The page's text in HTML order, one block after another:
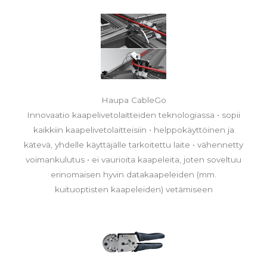
Haupa CableGo
Innovaatio kaapelivetolaitteiden teknologiassa • sopii
kaikkiin kaapelivetolaitteisiin • helppokäyttöinen ja
kätevä, yhdelle käyttäjälle tarkoitettu laite • vähennetty
voimankulutus • ei vaurioita kaapeleita, joten soveltuu
erinomaisen hyvin datakaapeleiden (mm.
kuituoptisten kaapeleiden) vetämiseen